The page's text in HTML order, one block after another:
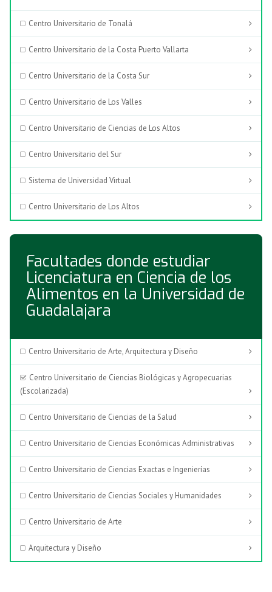
Centro Universitario de Tonalá
Centro Universitario de la Costa Puerto Vallarta
Centro Universitario de la Costa Sur
Centro Universitario de Los Valles
Centro Universitario de Ciencias de Los Altos
Centro Universitario del Sur
Sistema de Universidad Virtual
Centro Universitario de Los Altos
Facultades donde estudiar
Licenciatura en Ciencia de los
Alimentos en la Universidad de
Guadalajara
Centro Universitario de Arte, Arquitectura y Diseño
Centro Universitario de Ciencias Biológicas y Agropecuarias
(Escolarizada)
Centro Universitario de Ciencias de la Salud
Centro Universitario de Ciencias Económicas Administrativas
Centro Universitario de Ciencias Exactas e Ingenierías
Centro Universitario de Ciencias Sociales y Humanidades
Centro Universitario de Arte
Arquitectura y Diseño